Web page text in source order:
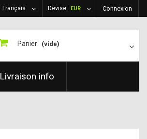
Connexion
Devise : EUR
Français
Panier (vide)
Livraison info